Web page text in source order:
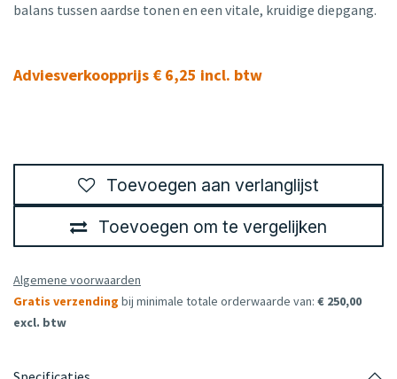
balans tussen aardse tonen en een vitale, kruidige diepgang.
Adviesverkoopprijs € 6,25 incl. btw
Toevoegen om te vergelijken
Toevoegen aan verlanglijst
Algemene voorwaarden
Gratis verzending bij minimale totale orderwaarde van: € 250,00
excl. btw